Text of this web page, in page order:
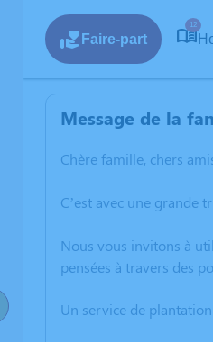
Faire-part
12
Message de la
Chère famille, chers
C’est avec une grande
Nous vous invitons à
pensées à travers des
Un service de